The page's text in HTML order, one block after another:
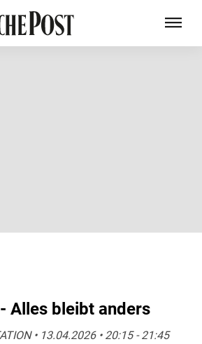
Alles bleibt anders
• 13.04.2026 • 20:15 - 21:45